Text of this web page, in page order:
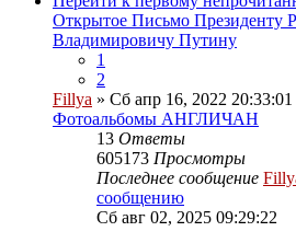
Открытое Письмо Президенту
Владимировичу Путину
1
2
Fillya » Сб апр 16, 2022
Фотоальбомы АНГЛИЧАН
13 Ответы
605173 Просмотры
Последнее сообщение
сообщению
Сб авг 02, 2025 09:29:22